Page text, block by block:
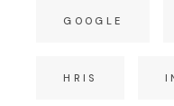
GOOGLE
HRIS